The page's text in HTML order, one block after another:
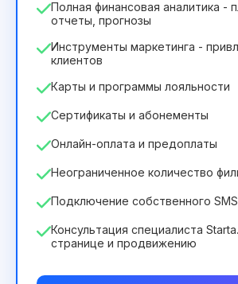
Полная финансовая аналитика -
отчеты, прогнозы
Инструменты маркетинга -
клиентов
Карты и программы лояльности
Сертификаты и абонементы
Онлайн-оплата и предоплаты
Неограниченное количество
Подключение собственного
Консультация специалиста
странице и продвижению